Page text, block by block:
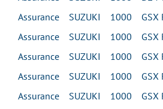
Assurance SUZUKI 1000 GSX
Assurance SUZUKI 1000 GSX
Assurance SUZUKI 1000 GSX
Assurance SUZUKI 1000 GSX
Assurance SUZUKI 1000 GSX